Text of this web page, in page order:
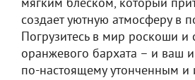
мягким блеском, который
создает уютную атмосферу в
Погрузитесь в мир роскоши
оранжевого бархата – и ваш
по-настоящему утонченным и